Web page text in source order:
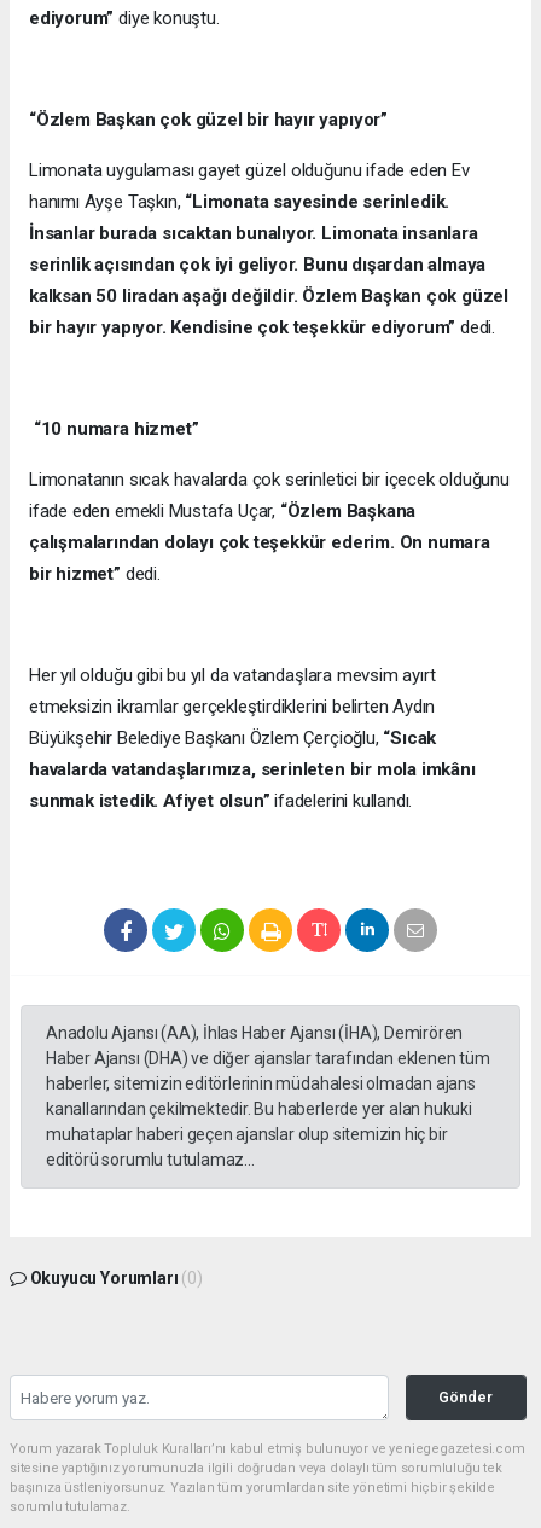
ediyorum” diye konuştu.
“Özlem Başkan çok güzel bir hayır yapıyor”
Limonata uygulaması gayet güzel olduğunu ifade eden Ev
hanımı Ayşe Taşkın, “Limonata sayesinde serinledik.
İnsanlar burada sıcaktan bunalıyor. Limonata insanlara
serinlik açısından çok iyi geliyor. Bunu dışardan almaya
kalksan 50 liradan aşağı değildir. Özlem Başkan çok güzel
bir hayır yapıyor. Kendisine çok teşekkür ediyorum” dedi.
“10 numara hizmet”
Limonatanın sıcak havalarda çok serinletici bir içecek olduğunu
ifade eden emekli Mustafa Uçar, “Özlem Başkana
çalışmalarından dolayı çok teşekkür ederim. On numara
bir hizmet” dedi.
Her yıl olduğu gibi bu yıl da vatandaşlara mevsim ayırt
etmeksizin ikramlar gerçekleştirdiklerini belirten Aydın
Büyükşehir Belediye Başkanı Özlem Çerçioğlu, “Sıcak
havalarda vatandaşlarımıza, serinleten bir mola imkânı
sunmak istedik. Afiyet olsun” ifadelerini kullandı.
Anadolu Ajansı (AA), İhlas Haber Ajansı (İHA), Demirören
Haber Ajansı (DHA) ve diğer ajanslar tarafından eklenen tüm
haberler, sitemizin editörlerinin müdahalesi olmadan ajans
kanallarından çekilmektedir. Bu haberlerde yer alan hukuki
muhataplar haberi geçen ajanslar olup sitemizin hiç bir
editörü sorumlu tutulamaz...
Okuyucu Yorumları (0)
Gönder
Yorum yazarak Topluluk Kuralları’nı kabul etmiş bulunuyor ve yeniegegazetesi.com
sitesine yaptığınız yorumunuzla ilgili doğrudan veya dolaylı tüm sorumluluğu tek
başınıza üstleniyorsunuz. Yazılan tüm yorumlardan site yönetimi hiçbir şekilde
sorumlu tutulamaz.